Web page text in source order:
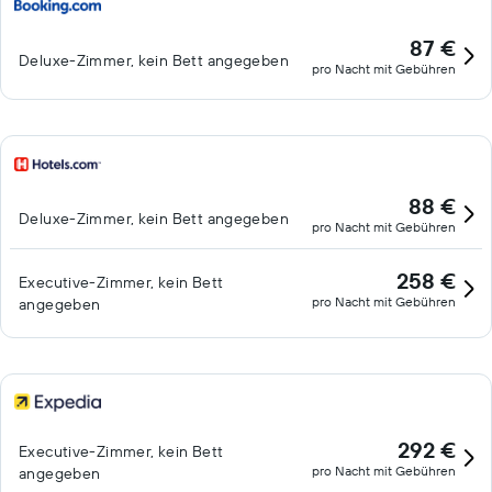
Deluxe-Zimmer, kein Bett angegeben 87 €
pro Nacht mit Gebühren
Deluxe-Zimmer, kein Bett angegeben 88 €
pro Nacht mit Gebühren
Executive-Zimmer, kein Bett
angegeben
258 €
pro Nacht mit Gebühren
Executive-Zimmer, kein Bett
angegeben
292 €
pro Nacht mit Gebühren